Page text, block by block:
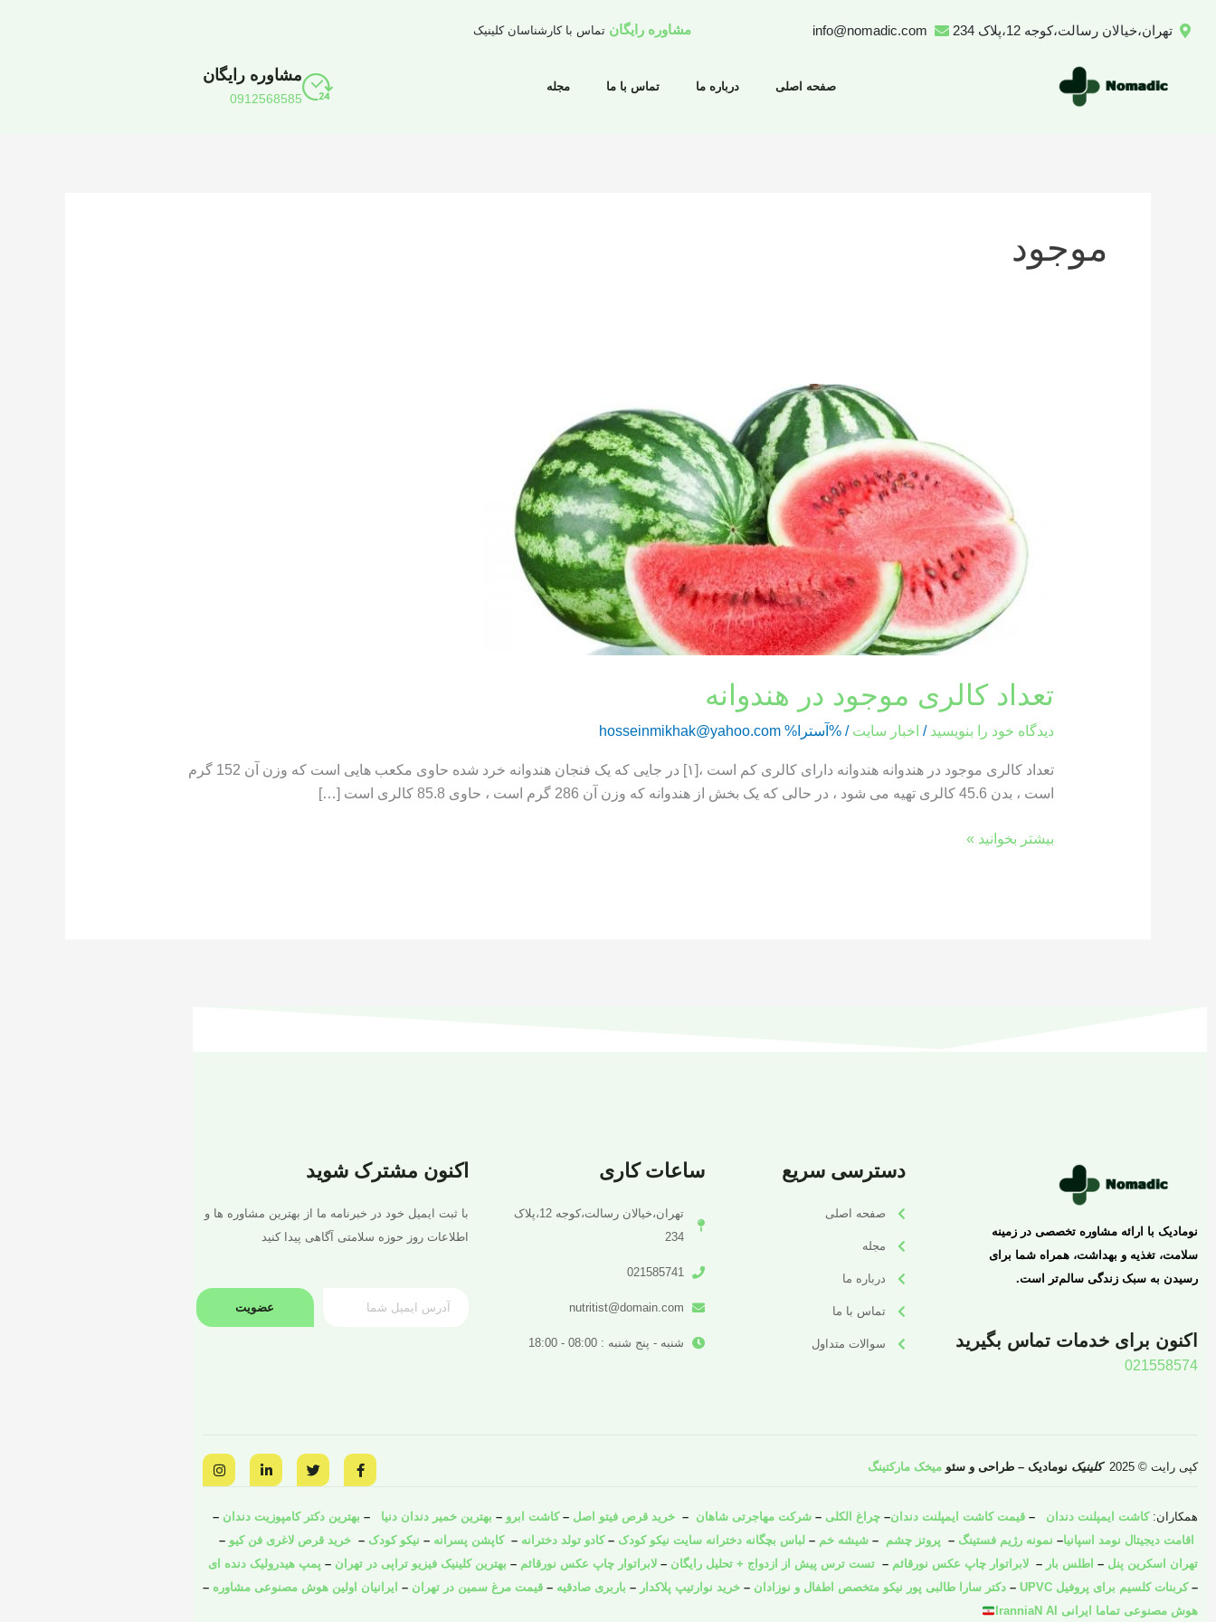
تهران،خیالان رسالت،کوجه 12،پلاک 234 info@nomadic.com مشاوره رایگان تماس با کارشناسان کلینیک
صفحه اصلی درباره ما تماس با ما مجله
مشاوره رایگان
0912568585
موجود
تعداد کالری موجود در هندوانه
دیدگاه‌ خود را بنویسید / اخبار سایت / %آسترا% hosseinmikhak@yahoo.com
تعداد کالری موجود در هندوانه هندوانه دارای کالری کم است ،[١] در جایی که یک فنجان هندوانه خرد شده حاوی مکعب هایی است که وزن آن 152 گرم
است ، بدن 45.6 کالری تهیه می شود ، در حالی که یک بخش از هندوانه که وزن آن 286 گرم است ، حاوی 85.8 کالری است […]
بیشتر بخوانید »
نومادیک با ارائه مشاوره تخصصی در زمینه
سلامت، تغذیه و بهداشت، همراه شما برای
رسیدن به سبک زندگی سالم‌تر است.
اکنون برای خدمات تماس بگیرید
021558574
دسترسی سریع
صفحه اصلی
مجله
درباره ما
تماس با ما
سوالات متداول
ساعات کاری
تهران،خیالان رسالت،کوجه 12،پلاک
234
021585741
nutritist@domain.com
شنبه - پنج شنبه : 08:00 - 18:00
اکنون مشترک شوید
با ثبت ایمیل خود در خبرنامه ما از بهترین مشاوره ها و
اطلاعات روز حوزه سلامتی آگاهی پیدا کنید
عضویت
کپی رایت © 2025 کلینیک نومادیک – طراحی و سئو میخک مارکتینگ
F
a
c
b
o
o
-
w
i
t
e
r
L
i
n
e
i
n
-
i
n
I
n
s
a
r
a
m
همکاران: کاشت ایمپلنت دندان – قیمت کاشت ایمپلنت دندان– چراغ الکلی – شرکت مهاجرتی شاهان – خرید قرص فیتو اصل –کاشت ابرو – بهترین خمیر دندان دنیا – بهترین دکتر کامپوزیت دندان –
اقامت دیجیتال نومد اسپانیا– نمونه رژیم فستینگ – پروتز چشم – شیشه خم – لباس بچگانه دخترانه سایت نیکو کودک –کادو تولد دخترانه –کاپشن پسرانه – نیکو کودک – خرید قرص لاغری فن کیو –
تهران اسکرین پنل – اطلس بار – لابراتوار چاپ عکس نورقائم – تست ترس پیش از ازدواج + تحلیل رایگان – لابراتوار چاپ عکس نورقائم – بهترین کلینیک فیزیو تراپی در تهران – پمپ هیدرولیک دنده ای
–کربنات کلسیم برای پروفیل UPVC – دکتر سارا طالبی پور نیکو متخصص اطفال و نوزادان – خرید نوارتیپ پلاکدار – باربری صادقیه – قیمت مرغ سمین در تهران – ایرانیان اولین هوش مصنوعی مشاوره –
هوش مصنوعی تماما ایرانی IranniaN AI